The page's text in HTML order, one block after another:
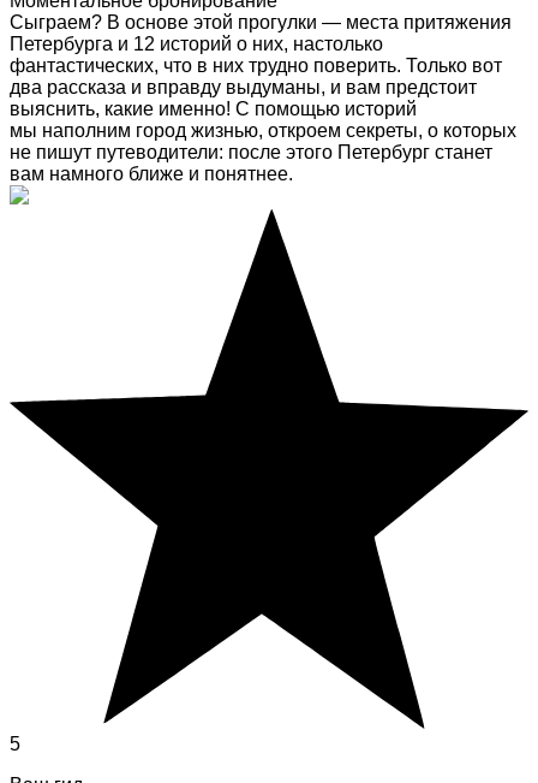
Сыграем? В основе этой прогулки — места притяжения
Петербурга и 12 историй о них, настолько
фантастических, что в них трудно поверить. Только вот
два рассказа и вправду выдуманы, и вам предстоит
выяснить, какие именно! С помощью историй
мы наполним город жизнью, откроем секреты, о которых
не пишут путеводители: после этого Петербург станет
вам намного ближе и понятнее.
5